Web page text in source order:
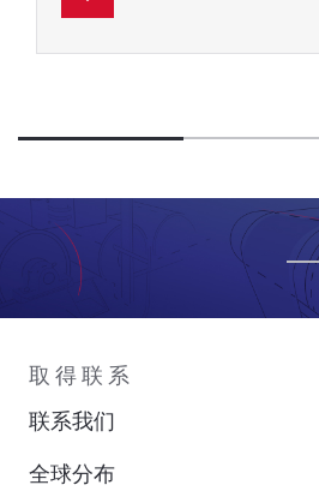
取得联系
联系我们
全球分布